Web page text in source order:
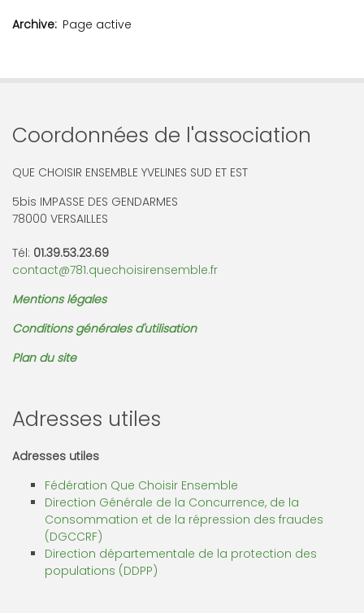
Archive Page active
Coordonnées de l'association
QUE CHOISIR ENSEMBLE YVELINES SUD ET EST
5bis IMPASSE DES GENDARMES
78000 VERSAILLES
Tél: 01.39.53.23.69
contact@781.quechoisirensemble.fr
Mentions légales
Conditions générales d'utilisation
Plan du site
Adresses utiles
Adresses utiles
Fédération Que Choisir Ensemble
Direction Générale de la Concurrence, de la
Consommation et de la répression des fraudes
(DGCCRF)
Direction départementale de la protection des
populations (DDPP)